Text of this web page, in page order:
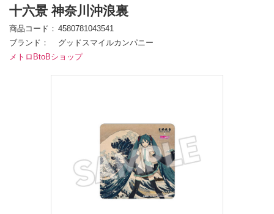
十六景 神奈川沖浪裏
商品コード
4580781043541
ブランド
グッドスマイルカンパニー
メトロBtoBショップ